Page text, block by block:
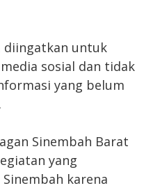
diingatkan untuk
sosial dan tidak
yang belum
Sinembah Barat
yang
karena